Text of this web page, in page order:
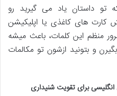
تو داستان یاد می گیرید رو
کارت های کاغذی یا اپلیکیشن
منظم این کلمات، باعث میشه
و بتونید ازشون تو مکالمات